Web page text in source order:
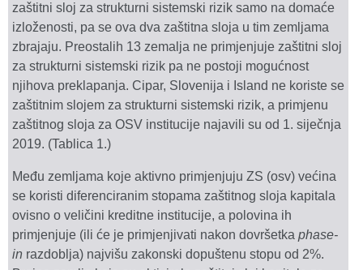
zaštitni sloj za strukturni sistemski rizik samo na domaće
izloženosti, pa se ova dva zaštitna sloja u tim zemljama
zbrajaju. Preostalih 13 zemalja ne primjenjuje zaštitni sloj
za strukturni sistemski rizik pa ne postoji mogućnost
njihova preklapanja. Cipar, Slovenija i Island ne koriste se
zaštitnim slojem za strukturni sistemski rizik, a primjenu
zaštitnog sloja za OSV institucije najavili su od 1. siječnja
2019. (Tablica 1.)
Među zemljama koje aktivno primjenjuju ZS (osv) većina
se koristi diferenciranim stopama zaštitnog sloja kapitala
ovisno o veličini kreditne institucije, a polovina ih
primjenjuje (ili će je primjenjivati nakon dovršetka phase-
in razdoblja) najvišu zakonski dopuštenu stopu od 2%.